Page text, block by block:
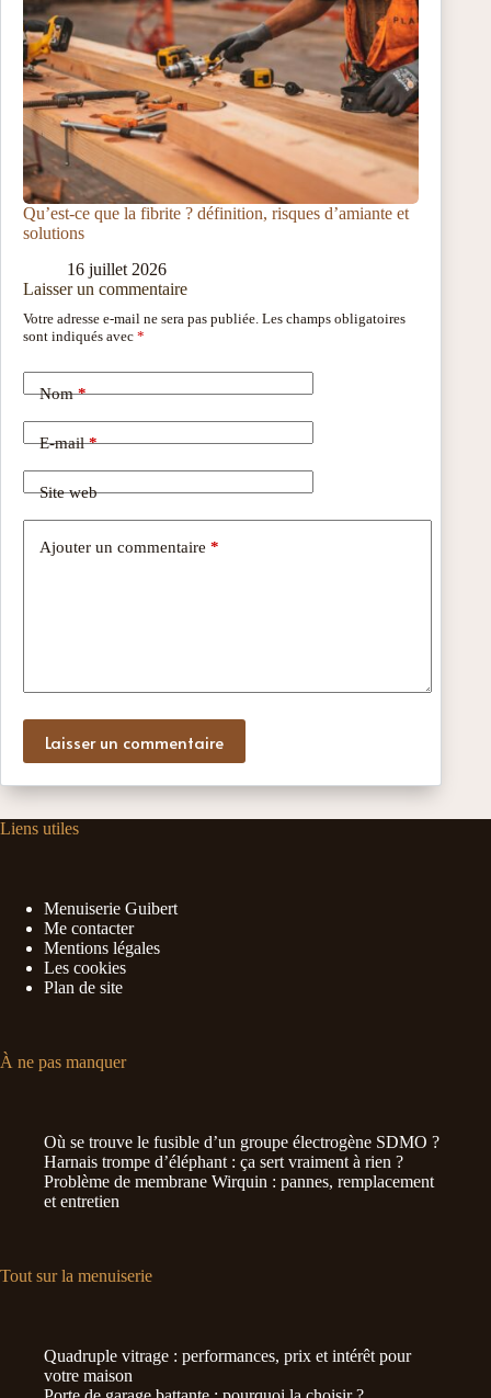
Qu’est-ce que la fibrite ? définition, risques d’amiante et
solutions
16 juillet 2026
Laisser un commentaire
Votre adresse e-mail ne sera pas publiée. Les champs obligatoires
sont indiqués avec *
Nom*
E-mail*
Site web
Ajouter un commentaire *
Laisser un commentaire
Liens utiles
Menuiserie Guibert
Me contacter
Mentions légales
Les cookies
Plan de site
À ne pas manquer
Où se trouve le fusible d’un groupe électrogène SDMO ?
Harnais trompe d’éléphant : ça sert vraiment à rien ?
Problème de membrane Wirquin : pannes, remplacement
et entretien
Tout sur la menuiserie
Quadruple vitrage : performances, prix et intérêt pour
votre maison